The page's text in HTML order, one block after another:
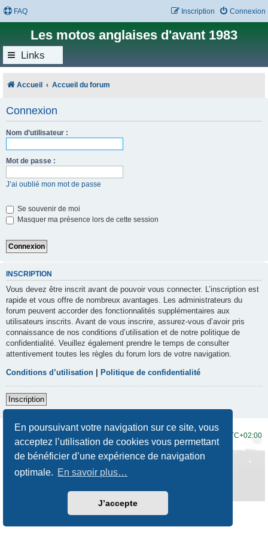
En poursuivant votre navigation sur ce site, vous
acceptez l’utilisation de cookies vous permettant
de bénéficier d’une expérience de navigation
optimale. En savoir plus…
J’accepte
FAQ Connexion
Inscription
Les motos anglaises d'avant 1983
Links
Accueil Accueil du forum
Connexion
Nom d’utilisateur :
Mot de passe :
J’ai oublié mon mot de passe
Se souvenir de moi
Masquer ma présence lors de cette session
INSCRIPTION
Vous devez être inscrit avant de pouvoir vous connecter. L’inscription est
rapide et vous offre de nombreux avantages. Les administrateurs du
forum peuvent accorder des fonctionnalités supplémentaires aux
utilisateurs inscrits. Avant de vous inscrire, assurez-vous d’avoir pris
connaissance de nos conditions d’utilisation et de notre politique de
confidentialité. Veuillez également prendre le temps de consulter
attentivement toutes les règles du forum lors de votre navigation.
Conditions d’utilisation Politique de confidentialité
Inscription
UTC+02:00
Développé par phpBB® Forum Software © phpBB Limited
Traduction française officielle
Prosilver New Edition
Confidentialité|Conditions